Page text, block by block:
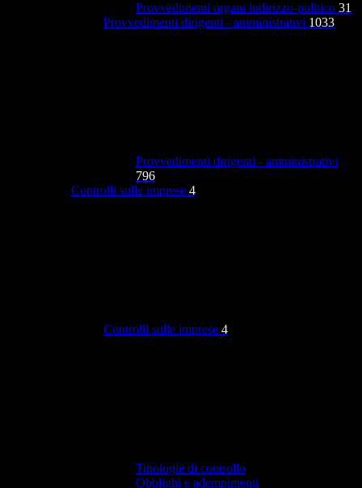
Provvedimenti organi indirizzo-politico 31
Provvedimenti dirigenti - amministrativi 1033
Provvedimenti dirigenti - amministrativi
796
Controlli sulle imprese 4
Controlli sulle imprese 4
Tipologie di controllo
Obblighi e adempimenti